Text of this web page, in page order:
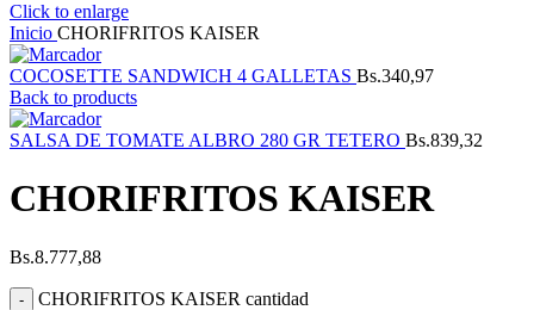
Click to enlarge
Inicio CHORIFRITOS KAISER
COCOSETTE SANDWICH 4 GALLETAS Bs.340,97
Back to products
SALSA DE TOMATE ALBRO 280 GR TETERO Bs.839,32
CHORIFRITOS KAISER
Bs.8.777,88
CHORIFRITOS KAISER cantidad